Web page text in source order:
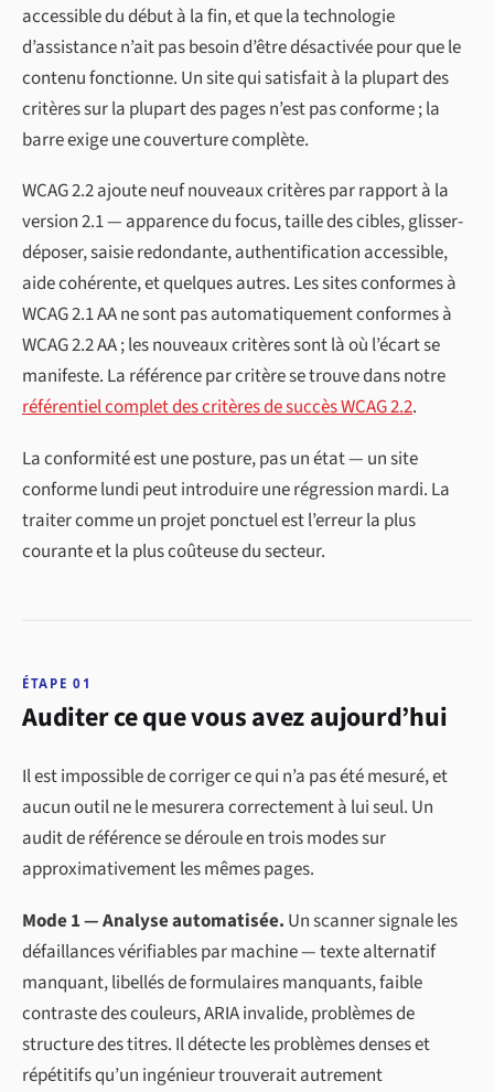
accessible du début à la fin, et que la technologie
d’assistance n’ait pas besoin d’être désactivée pour que le
contenu fonctionne. Un site qui satisfait à la plupart des
critères sur la plupart des pages n’est pas conforme ; la
barre exige une couverture complète.
WCAG 2.2 ajoute neuf nouveaux critères par rapport à la
version 2.1 — apparence du focus, taille des cibles, glisser-
déposer, saisie redondante, authentification accessible,
aide cohérente, et quelques autres. Les sites conformes à
WCAG 2.1 AA ne sont pas automatiquement conformes à
WCAG 2.2 AA ; les nouveaux critères sont là où l’écart se
manifeste. La référence par critère se trouve dans notre
référentiel complet des critères de succès WCAG 2.2.
La conformité est une posture, pas un état — un site
conforme lundi peut introduire une régression mardi. La
traiter comme un projet ponctuel est l’erreur la plus
courante et la plus coûteuse du secteur.
ÉTAPE 01
Auditer ce que vous avez aujourd’hui
Il est impossible de corriger ce qui n’a pas été mesuré, et
aucun outil ne le mesurera correctement à lui seul. Un
audit de référence se déroule en trois modes sur
approximativement les mêmes pages.
Mode 1 — Analyse automatisée. Un scanner signale les
défaillances vérifiables par machine — texte alternatif
manquant, libellés de formulaires manquants, faible
contraste des couleurs, ARIA invalide, problèmes de
structure des titres. Il détecte les problèmes denses et
répétitifs qu’un ingénieur trouverait autrement